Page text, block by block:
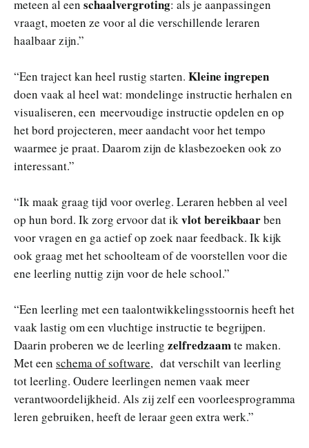
meteen al een schaalvergroting: als je aanpassingen
vraagt, moeten ze voor al die verschillende leraren
haalbaar zijn.”
“Een traject kan heel rustig starten. Kleine ingrepen
doen vaak al heel wat: mondelinge instructie herhalen en
visualiseren, een meervoudige instructie opdelen en op
het bord projecteren, meer aandacht voor het tempo
waarmee je praat. Daarom zijn de klasbezoeken ook zo
interessant.”
“Ik maak graag tijd voor overleg. Leraren hebben al veel
op hun bord. Ik zorg ervoor dat ikvlot bereikbaarben
voor vragen en ga actief op zoek naar feedback. Ik kijk
ook graag met het schoolteam of de voorstellen voor die
ene leerling nuttig zijn voor de hele school.”
“Een leerling met een taalontwikkelingsstoornis heeft het
vaak lastig om een vluchtige instructie te begrijpen.
Daarin proberen we de leerling zelfredzaamte maken.
Met een schema of software, dat verschilt van leerling
tot leerling. Oudere leerlingen nemen vaak meer
verantwoordelijkheid. Als zij zelf een voorleesprogramma
leren gebruiken, heeft de leraar geen extra werk.”